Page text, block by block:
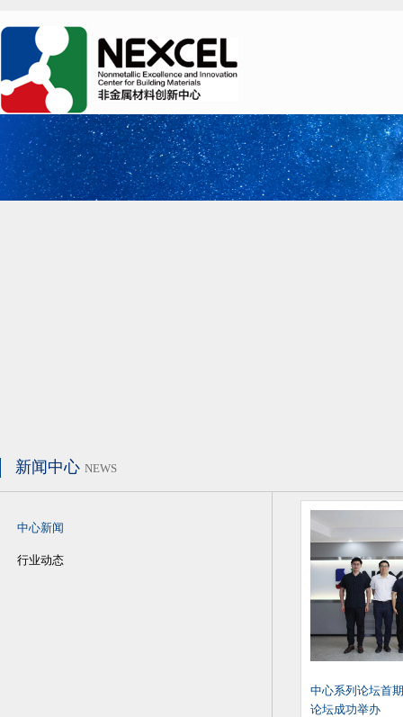
新闻中心 NEWS
中心新闻
行业动态
中心系列论坛首
论坛成功举办